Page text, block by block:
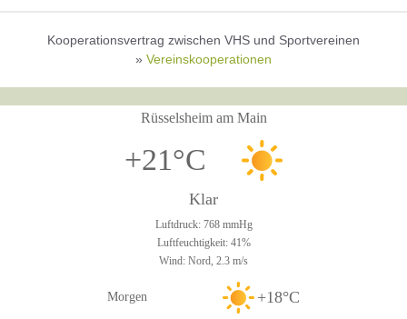
Kooperationsvertrag zwischen VHS und Sportvereinen
» Vereinskooperationen
Rüsselsheim am Main
+21°C
Klar
Luftdruck: 768 mmHg
Luftfeuchtigkeit: 41%
Wind: Nord, 2.3 m/s
Morgen +18°C